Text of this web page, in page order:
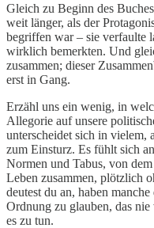
Gleich zu Beginn des
weit länger, als der
begriffen war – sie verfaulte
wirklich bemerkten. Und
zusammen; dieser
erst in Gang.
Erzähl uns ein wenig, in
Allegorie auf unsere
unterscheidet sich in
zum Einsturz. Es fühlt sich
Normen und Tabus, von
Leben zusammen, plötzlich
deutest du an, haben
Ordnung zu glauben, das
es zu tun.